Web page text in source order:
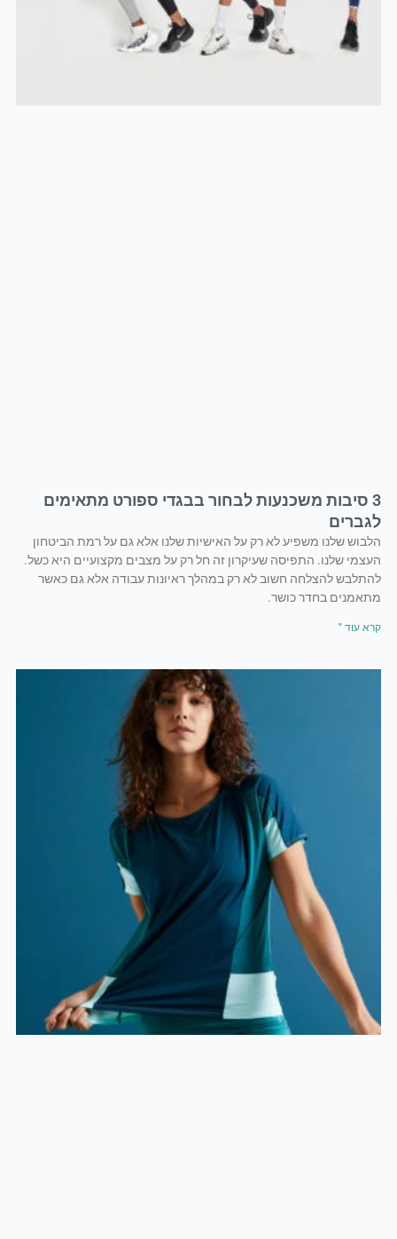
3 סיבות משכנעות לבחור בבגדי ספורט מתאימים
לגברים
הלבוש שלנו משפיע לא רק על האישיות שלנו אלא גם על רמת הביטחון
העצמי שלנו. התפיסה שעיקרון זה חל רק על מצבים מקצועיים היא כשל.
להתלבש להצלחה חשוב לא רק במהלך ראיונות עבודה אלא גם כאשר
מתאמנים בחדר כושר.
קרא עוד "